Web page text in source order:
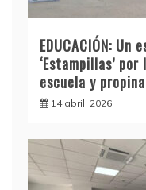
EDUCACIÓN:
‘Estampillas’
escuela y
14 abril, 2026